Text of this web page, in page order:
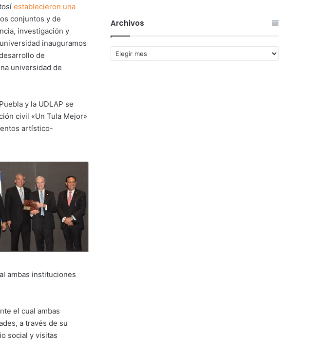
establecieron una
conjuntos y de
investigación y
inauguramos
de
universidad de
y la UDLAP se
civil «Un Tula Mejor»
artístico-
ambas instituciones
el cual ambas
a través de su
social y visitas
Archivos
Archivos